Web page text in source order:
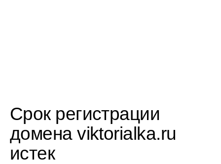
Срок регистрации
домена viktorialka.ru
истек